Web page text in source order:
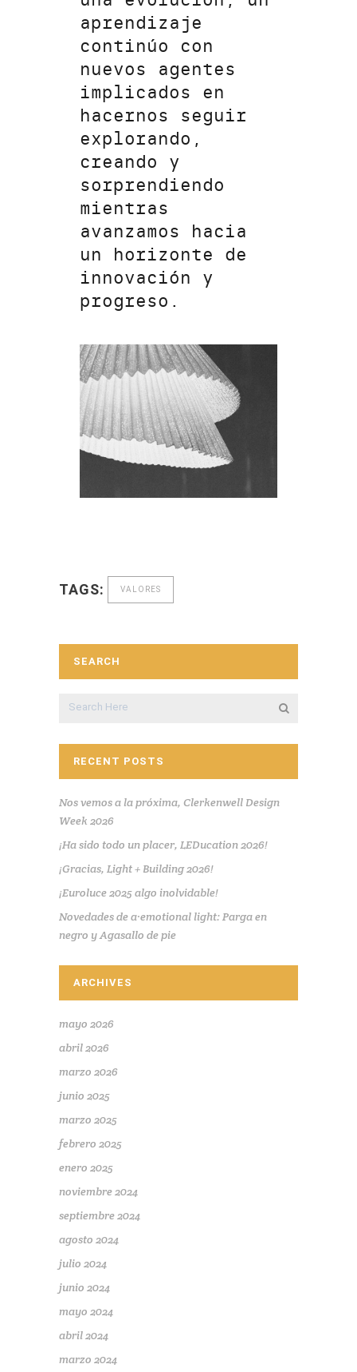
aprendizaje
continúo con
nuevos agentes
implicados en
hacernos seguir
explorando,
creando y
sorprendiendo
mientras
avanzamos hacia
un horizonte de
innovación y
progreso.
TAGS: VALORES
SEARCH
RECENT POSTS
Nos vemos a la próxima, Clerkenwell Design
Week 2026
¡Ha sido todo un placer, LEDucation 2026!
¡Gracias, Light + Building 2026!
¡Euroluce 2025 algo inolvidable!
Novedades de a·emotional light: Parga en
negro y Agasallo de pie
ARCHIVES
mayo 2026
abril 2026
marzo 2026
junio 2025
marzo 2025
febrero 2025
enero 2025
noviembre 2024
septiembre 2024
agosto 2024
julio 2024
junio 2024
mayo 2024
abril 2024
marzo 2024